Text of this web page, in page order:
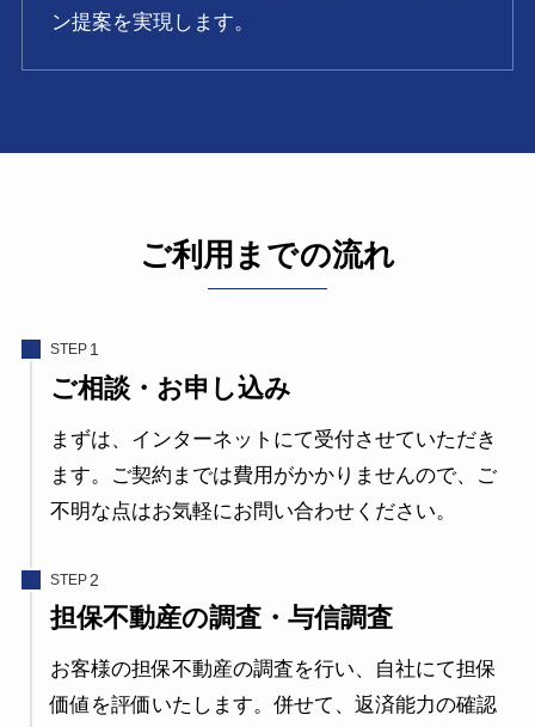
ン提案を実現します。
ご利用までの流れ
STEP
ご相談・お申し込み
まずは、インターネットにて受付させていただき
ます。ご契約までは費用がかかりませんので、ご
不明な点はお気軽にお問い合わせください。
STEP
担保不動産の調査・与信調査
お客様の担保不動産の調査を行い、自社にて担保
価値を評価いたします。併せて、返済能力の確認